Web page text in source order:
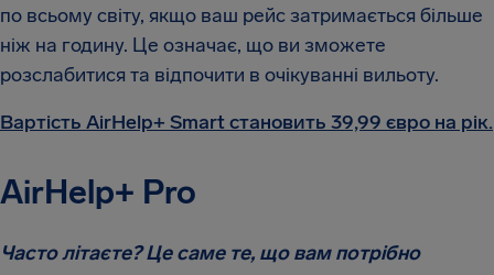
по всьому світу, якщо ваш рейс затримається більше
ніж на годину. Це означає, що ви зможете
розслабитися та відпочити в очікуванні вильоту.
Вартість AirHelp+ Smart становить 39,99 євро на рік.
AirHelp+ Pro
Часто літаєте? Це саме те, що вам потрібно